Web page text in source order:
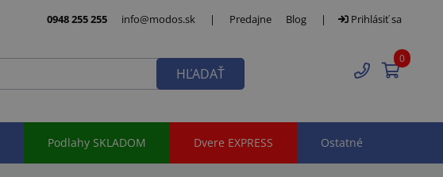
0948 255 255 info@modos.sk | Predajne Blog | Prihlásiť sa
HĽADAŤ
0
Podlahy SKLADOM Dvere EXPRESS Ostatné